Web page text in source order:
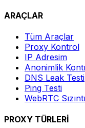
ARAÇLAR
Tüm Araçlar
Proxy Kontrol
IP Adresim
Anonimlik
DNS Leak Testi
Ping Testi
WebRTC
PROXY TÜRLERİ